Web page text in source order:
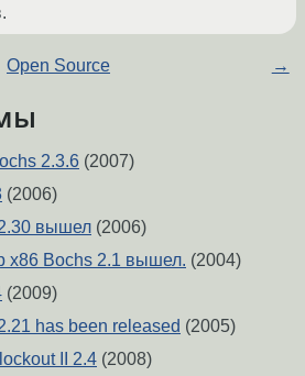
Open Source →
2.3.6 (2007)
(2006)
вышел (2006)
x86 Bochs 2.1 вышел. (2004)
(2009)
has been released (2005)
II 2.4 (2008)